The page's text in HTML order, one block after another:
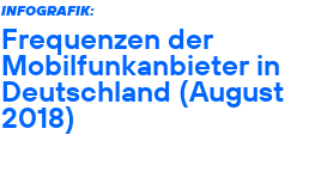
INFOGRAFIK:
Frequenzen der
Mobilfunkanbieter in
Deutschland (August
2018)